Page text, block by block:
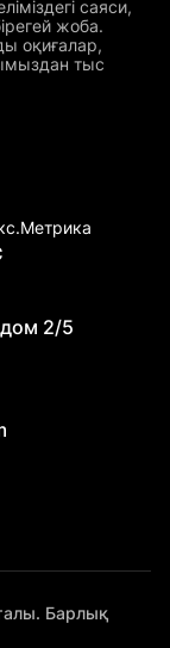
саяси,
жоба.
оқиғалар,
тыс
2/5
Барлық